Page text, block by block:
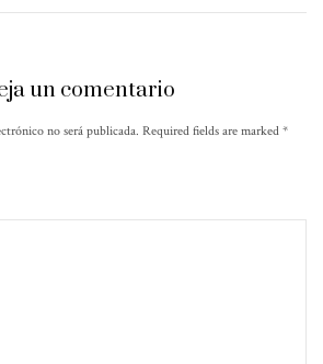
un comentario
no será publicada. Required fields are marked *